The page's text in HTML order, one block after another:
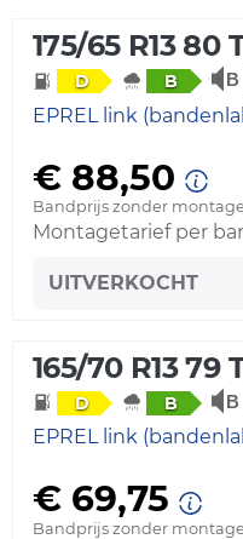
175/65 R13 80
D B
EPREL link
€ 88,50
Bandprijs zonder montage
Montagetarief per
UITVERKOCHT
165/70 R13 79
D B
EPREL link
€ 69,75
Bandprijs zonder montage